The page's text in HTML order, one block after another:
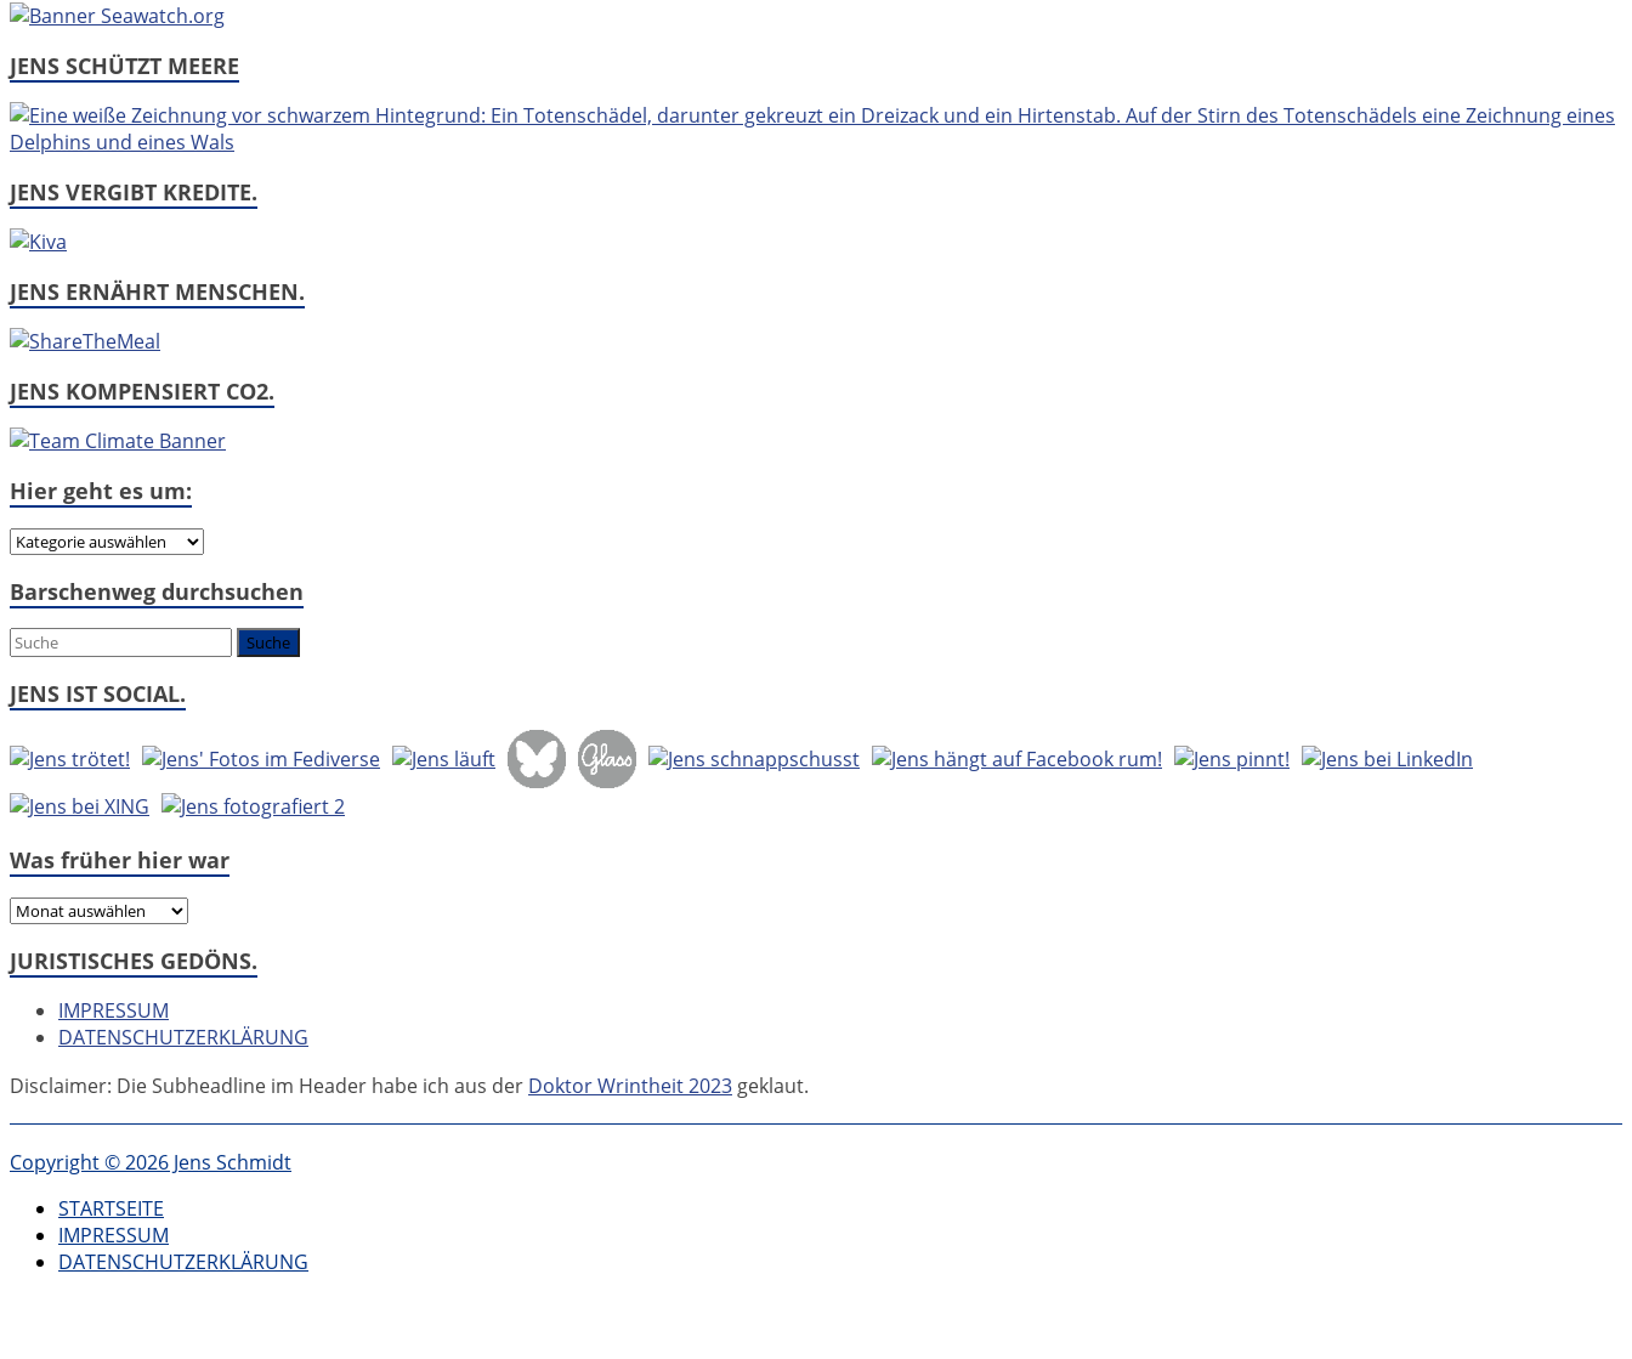
JENS SCHÜTZT MEERE
JENS VERGIBT KREDITE.
JENS ERNÄHRT MENSCHEN.
JENS KOMPENSIERT CO2.
Hier geht es um:
Hier
es
Barschenweg durchsuchen
JENS IST SOCIAL.
Was früher hier war
Was
hier
JURISTISCHES GEDÖNS.
IMPRESSUM
DATENSCHUTZERKLÄRUNG
Disclaimer: Die Subheadline im Header habe ich aus der Doktor Wrintheit 2023 geklaut.
Copyright © 2026 Jens Schmidt
STARTSEITE
IMPRESSUM
DATENSCHUTZERKLÄRUNG